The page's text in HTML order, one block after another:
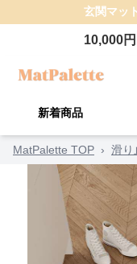
玄関マット
10,000
新着商品
MatPalette TOP › 滑り